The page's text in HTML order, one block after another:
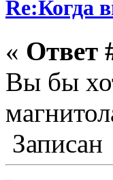
Re:Когда
« Ответ
Вы бы
Записан